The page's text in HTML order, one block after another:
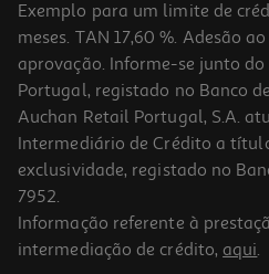
Cabo Carregamento Usb-C Qilive
Exemplo para um limite de
meses. TAN 17,60 %. Adesão
aprovação. Informe-se junto
Portugal, registado no Banco
Auchan Retail Portugal, S.A.
Intermediário de Crédito a
exclusividade, registado no
7952.
Informação referente à
intermediação de crédito, aqui.